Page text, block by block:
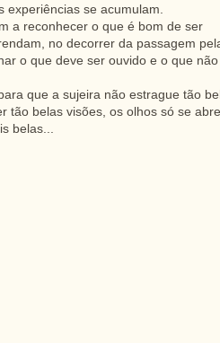
experiências se acumulam.
a reconhecer o que é bom de ser
no decorrer da passagem
o que deve ser ouvido e o que não
que a sujeira não estrague tão
tão belas visões, os olhos só se
belas...